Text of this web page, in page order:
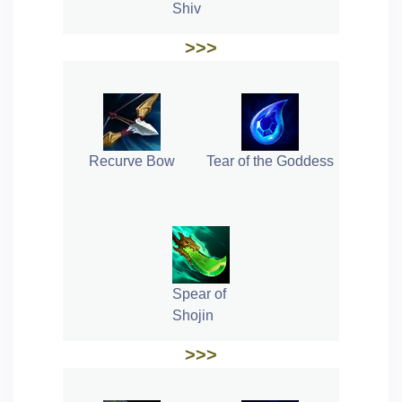
Shiv
>>>
Recurve Bow Tear of the Goddess
Spear of
Shojin
>>>